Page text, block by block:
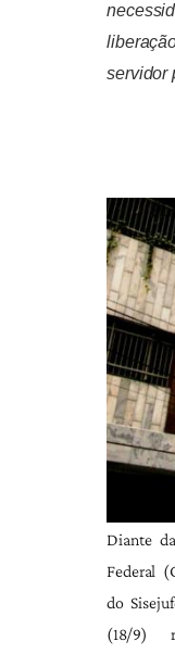
servidor
Diante
Federal
do
(18/9)